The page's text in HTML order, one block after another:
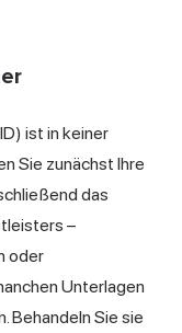
ist in keiner
Sie zunächst Ihre
das
–
oder
Unterlagen
Behandeln Sie sie